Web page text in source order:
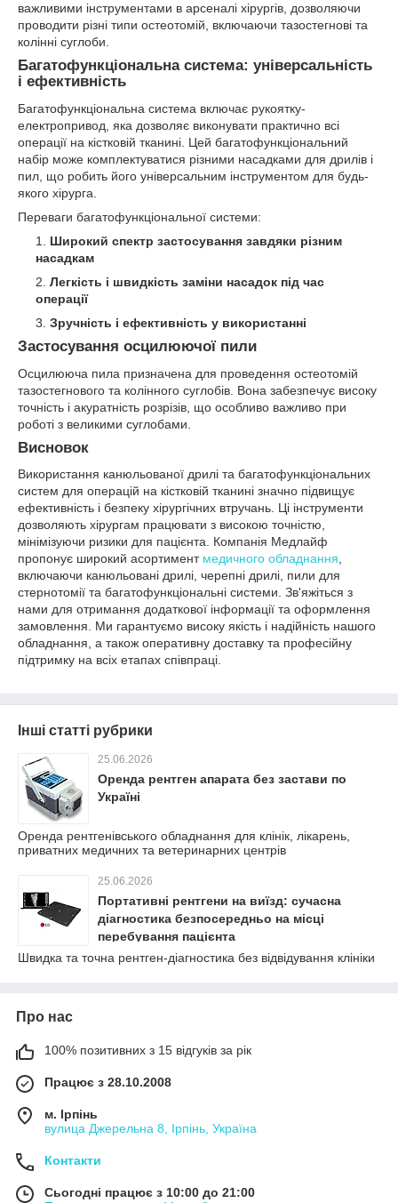
важливими інструментами в арсеналі хірургів, дозволяючи
проводити різні типи остеотомій, включаючи тазостегнові та
колінні суглоби.
Багатофункціональна система: універсальність
і ефективність
Багатофункціональна система включає рукоятку-
електропривод, яка дозволяє виконувати практично всі
операції на кістковій тканині. Цей багатофункціональний
набір може комплектуватися різними насадками для дрилів і
пил, що робить його універсальним інструментом для будь-
якого хірурга.
Переваги багатофункціональної системи:
Широкий спектр застосування завдяки різним
насадкам
Легкість і швидкість заміни насадок під час
операції
Зручність і ефективність у використанні
Застосування осцилюючої пили
Осцилююча пила призначена для проведення остеотомій
тазостегнового та колінного суглобів. Вона забезпечує високу
точність і акуратність розрізів, що особливо важливо при
роботі з великими суглобами.
Висновок
Використання канюльованої дрилі та багатофункціональних
систем для операцій на кістковій тканині значно підвищує
ефективність і безпеку хірургічних втручань. Ці інструменти
дозволяють хірургам працювати з високою точністю,
мінімізуючи ризики для пацієнта. Компанія Медлайф
пропонує широкий асортимент медичного обладнання,
включаючи канюльовані дрилі, черепні дрилі, пили для
стернотомії та багатофункціональні системи. Зв'яжіться з
нами для отримання додаткової інформації та оформлення
замовлення. Ми гарантуємо високу якість і надійність нашого
обладнання, а також оперативну доставку та професійну
підтримку на всіх етапах співпраці.
Інші статті рубрики
25.06.2026
Оренда рентген апарата без застави по
Україні
Оренда рентгенівського обладнання для клінік, лікарень,
приватних медичних та ветеринарних центрів
25.06.2026
Портативні рентгени на виїзд: сучасна
діагностика безпосередньо на місці
перебування пацієнта
Швидка та точна рентген-діагностика без відвідування клініки
Про нас
100% позитивних з 15 відгуків за рік
Працює з 28.10.2008
м. Ірпінь
вулица Джерельна 8, Ірпінь, Україна
Контакти
Сьогодні працює з 10:00 до 21:00